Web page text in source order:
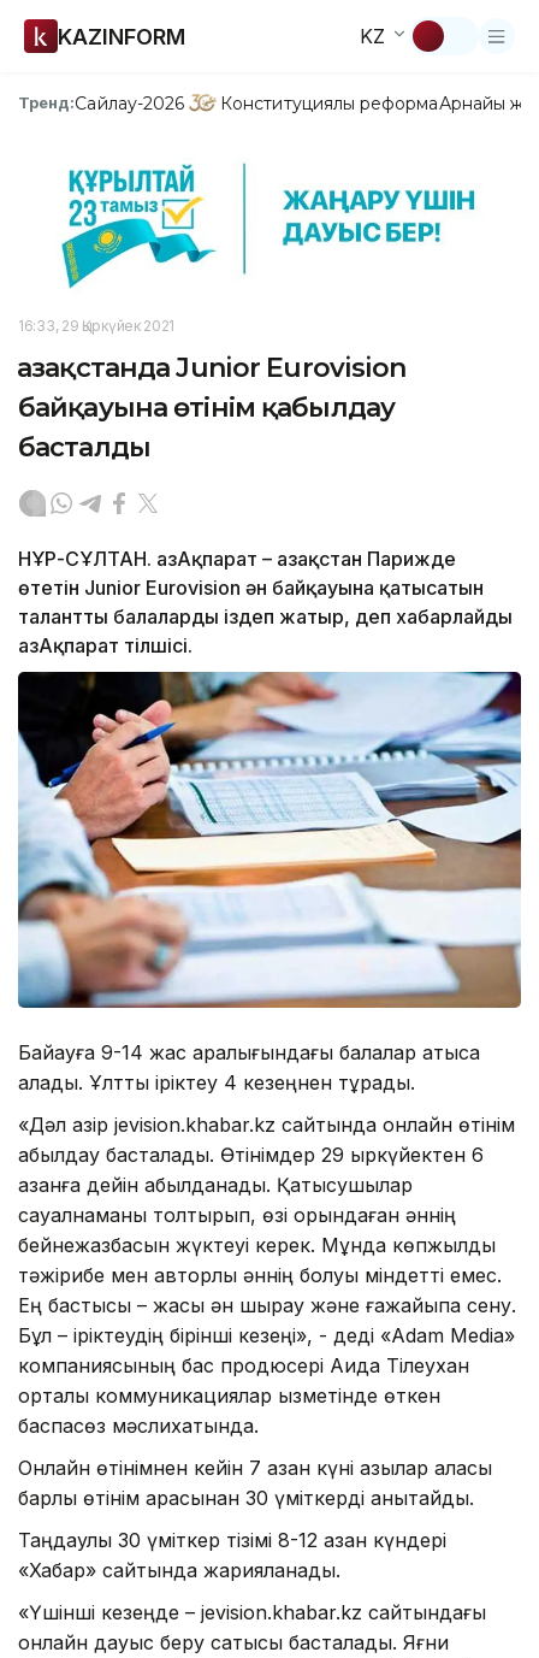
KAZINFORM KZ
Тренд:Сайлау-2026 Конституциялық реформаАрнайы
16:33, 29 Қыркүйек 2021
Қазақстанда Junior Eurovision
байқауына өтінім қабылдау
басталды
НҰР-СҰЛТАН. ҚазАқпарат – Қазақстан Парижде
өтетін Junior Eurovision ән байқауына қатысатын
талантты балаларды іздеп жатыр, деп хабарлайды
ҚазАқпарат тілшісі.
Байқауға 9-14 жас аралығындағы балалар қатыса
алады. Ұлттық іріктеу 4 кезеңнен тұрады.
«Дәл қазір jevision.khabar.kz сайтында онлайн өтінім
қабылдау басталады. Өтінімдер 29 қыркүйектен 6
қазанға дейін қабылданады. Қатысушылар
сауалнаманы толтырып, өзі орындаған әннің
бейнежазбасын жүктеуі керек. Мұнда көпжылдық
тәжірибе мен авторлық әннің болуы міндетті емес.
Ең бастысы – жақсы ән шырқау және ғажайыпқа сену.
Бұл – іріктеудің бірінші кезеңі», - деді «Adam Media»
компаниясының бас продюсері Аида Тілеухан
орталық коммуникациялар қызметінде өткен
баспасөз мәслихатында.
Онлайн өтінімнен кейін 7 қазан күні қазылар алқасы
барлық өтінім арасынан 30 үміткерді анықтайды.
Таңдаулы 30 үміткер тізімі 8-12 қазан күндері
«Хабар» сайтында жарияланады.
«Үшінші кезеңде – jevision.khabar.kz сайтындағы
онлайн дауыс беру сатысы басталады. Яғни